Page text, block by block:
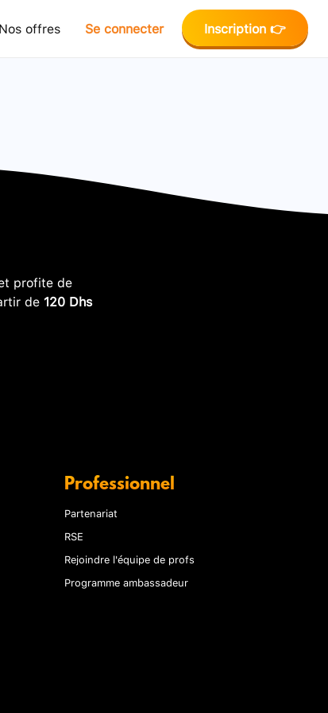
Nos offres Se connecter Inscription 👉
profite de
de 120 Dhs
Professionnel
Partenariat
RSE
Rejoindre l'équipe de profs
Programme ambassadeur